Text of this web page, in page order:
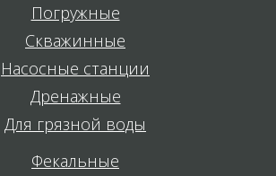
Погружные
Скважинные
Насосные станции
Дренажные
Для грязной воды
Фекальные